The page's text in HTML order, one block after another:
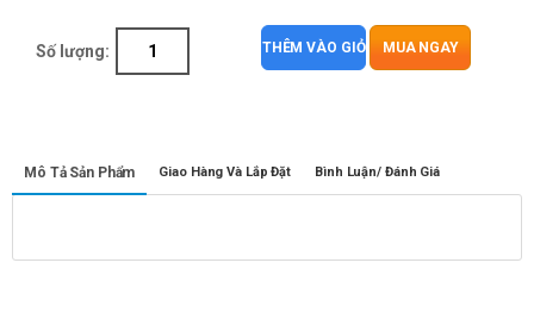
Số lượng: THÊM VÀO GIỎ MUA NGAY
Mô Tả Sản Phẩm Giao Hàng Và Lắp Đặt Bình Luận/ Đánh Giá